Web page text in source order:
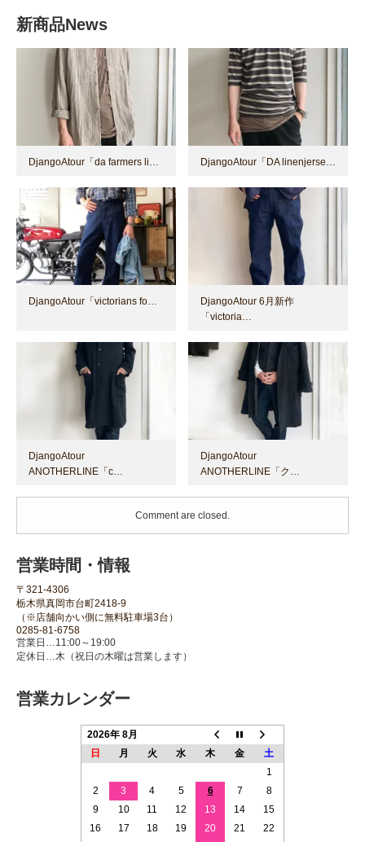
新商品News
DjangoAtour「da farmers li… DjangoAtour「DA linenjerse…
DjangoAtour「victorians fo…
DjangoAtour 6月新作
「victoria…
DjangoAtour
ANOTHERLINE「c…
DjangoAtour
ANOTHERLINE「ク…
Comment are closed.
営業時間・情報
〒321-4306
栃木県真岡市台町2418-9
（※店舗向かい側に無料駐車場3台）
0285-81-6758
営業日…11:00～19:00
定休日…木（祝日の木曜は営業します）
営業カレンダー
2026年 8月
日
月 火 水 木 金
土
1
2
3 4 5 6 7
8
9
10 11 12 13 14
15
16
17 18 19 20 21
22